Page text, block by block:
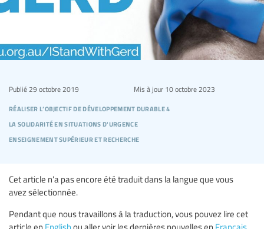
réaliser l’objectif de développement durable 4
la solidarité en situations d'urgence
enseignement supérieur et recherche
Publié 29 octobre 2019 Mis à jour10 octobre 2023
Cet article n’a pas encore été traduit dans la langue que vous
avez sélectionnée.
Pendant que nous travaillons à la traduction, vous pouvez lire cet
article en English ou aller voir les dernières nouvelles en Français